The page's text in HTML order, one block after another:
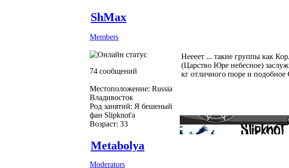
ShMax
Members
74 сообщений
Местоположение: Russia
Владивосток
Род занятий: Я бешеный
фан Slipknot'a
Возраст: 33
Неееет ... такие группы как
(Царство Юре небесное)
кг отличного пюре и
Metabolya
Moderators